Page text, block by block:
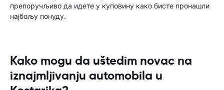
препоручљиво да идете у куповину како бисте пронашли
најбољу понуду.
Kako mogu da uštedim novac na
iznajmljivanju automobila u